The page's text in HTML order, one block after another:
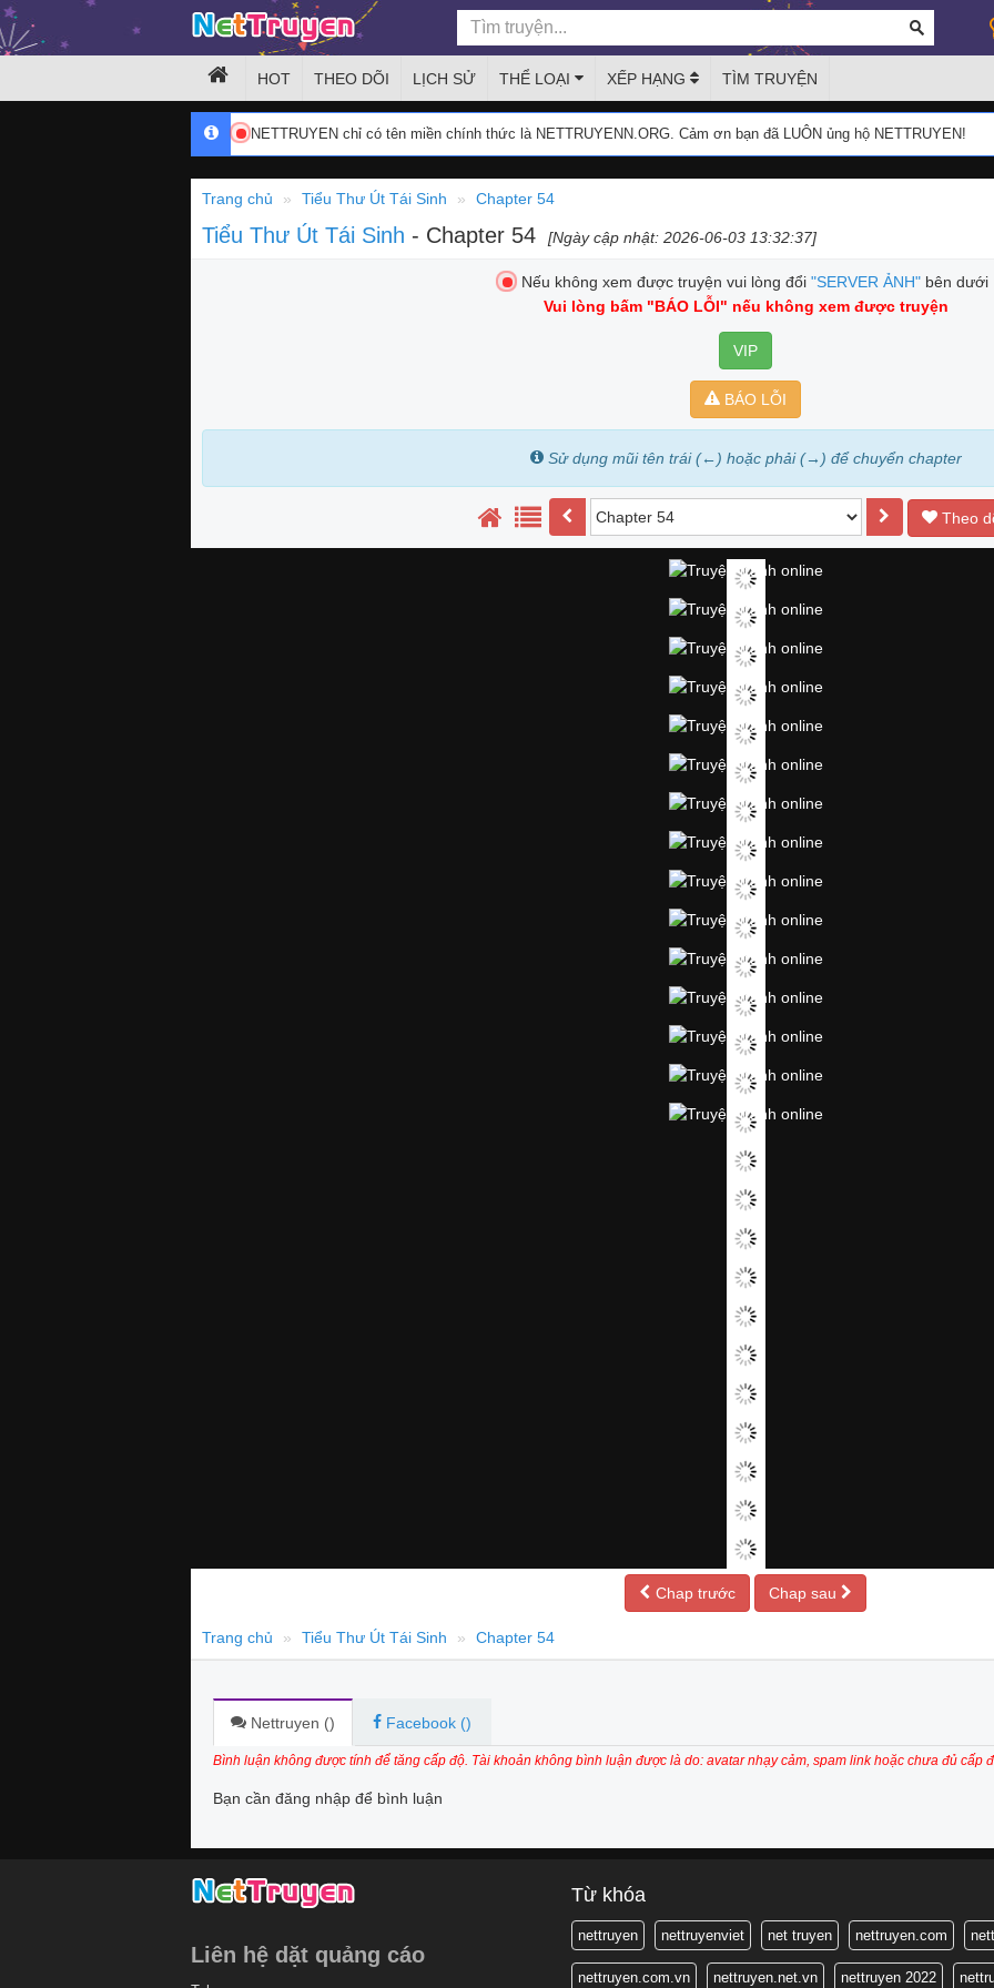
HOT THEO DÕI LỊCH SỬ THỂ LOẠI XẾP HẠNG TÌM TRUYỆN
NETTRUYEN chỉ có tên miền chính thức là NETTRUYENN.ORG. Cảm ơn bạn đã LUÔN ủng hộ NETTRUYEN!
Trang chủ Tiểu Thư Út Tái Sinh Chapter 54
Tiểu Thư Út Tái Sinh - Chapter 54 [Ngày cập nhật: 2026-06-03 13:32:37]
Nếu không xem được truyện vui lòng đổi "SERVER ẢNH" bên dưới
Vui lòng bấm "BÁO LỖI" nếu không xem được truyện
VIP
BÁO LỖI
Sử dụng mũi tên trái (←) hoặc phải (→) để chuyển chapter
Theo
Chap trước Chap sau
Trang chủ Tiểu Thư Út Tái Sinh Chapter 54
Nettruyen () Facebook ()
Bình luận không được tính để tăng cấp độ. Tài khoản không bình luận được là do: avatar nhạy cảm, spam link hoặc chưa đủ cấp
Bạn cần đăng nhập để bình luận
Liên hệ dặt quảng cáo
Từ khóa
nettruyen nettruyenviet net truyen nettruyen.com
nettruyen.com.vn nettruyen.net.vn nettruyen 2022